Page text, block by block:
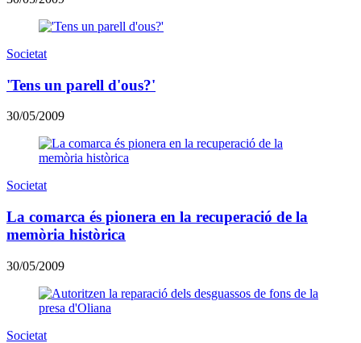
Societat
'Tens un parell d'ous?'
30/05/2009
Societat
La comarca és pionera en la recuperació de la
memòria històrica
30/05/2009
Societat